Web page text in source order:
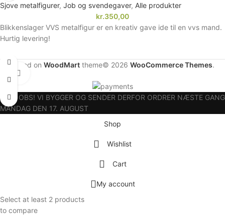
Sjove metalfigurer, Job og svendegaver, Alle produkter
kr.350,00
Blikkenslager VVS metalfigur er en kreativ gave ide til en vvs mand.
Hurtig levering!
Based on WoodMarttheme© 2026 WooCommerce Themes.
OBS! OBS! VI BYGGER OG SENDER DERFOR ORDRER NÆSTE GANG
MANDAG DEN 17. AUGUST
Shop
Wishlist
Cart
My account
Select at least 2 products
to compare